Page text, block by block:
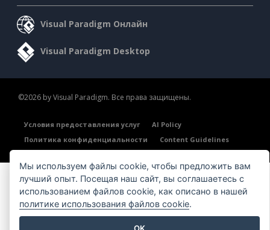
Visual Paradigm Онлайн
Visual Paradigm Desktop
©2026 by Visual Paradigm. Все права защищены.
Условия предоставления услуг
AI Policy
Политика конфиденциальности
Content Guidelines
Мы используем файлы cookie, чтобы предложить вам
лучший опыт. Посещая наш сайт, вы соглашаетесь с
использованием файлов cookie, как описано в нашей
политике использования файлов cookie.